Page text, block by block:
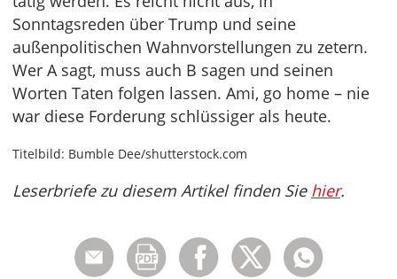
Sonntagsreden über Trump und seine
außenpolitischen Wahnvorstellungen zu zetern.
Wer A sagt, muss auch B sagen und seinen
Worten Taten folgen lassen. Ami, go home – nie
war diese Forderung schlüssiger als heute.
Titelbild: Bumble Dee/shutterstock.com
Leserbriefe zu diesem Artikel finden Sie hier.